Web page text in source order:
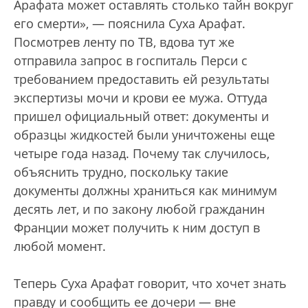
Арафата может оставлять столько тайн вокруг
его смерти», — пояснила Суха Арафат.
Посмотрев ленту по ТВ, вдова тут же
отправила запрос в госпиталь Перси с
требованием предоставить ей результаты
экспертизы мочи и крови ее мужа. Оттуда
пришел официальный ответ: документы и
образцы жидкостей были уничтожены еще
четыре года назад. Почему так случилось,
объяснить трудно, поскольку такие
документы должны храниться как минимум
десять лет, и по закону любой гражданин
Франции может получить к ним доступ в
любой момент.
Теперь Суха Арафат говорит, что хочет знать
правду и сообщить ее дочери — вне